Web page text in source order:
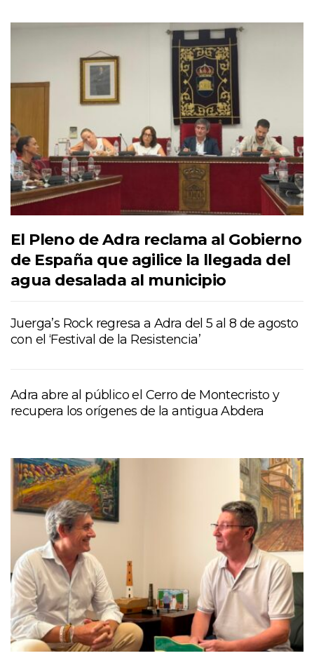
El Pleno de Adra reclama al Gobierno
de España que agilice la llegada del
agua desalada al municipio
Juerga’s Rock regresa a Adra del 5 al 8 de agosto
con el ‘Festival de la Resistencia’
Adra abre al público el Cerro de Montecristo y
recupera los orígenes de la antigua Abdera